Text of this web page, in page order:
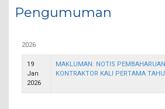
Pengumuman
2026
19
Jan
2026
MAKLUMAN: NOTIS
KONTRAKTOR KALI PERTAMA